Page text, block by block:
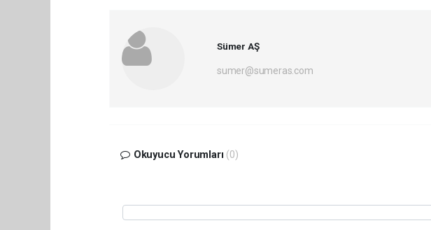
Sümer AŞ
sumer@sumeras.com
Okuyucu Yorumları (0)